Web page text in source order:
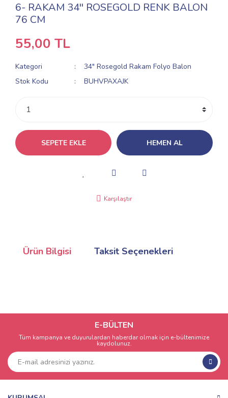
6- RAKAM 34'' ROSEGOLD RENK BALON
76 CM
55,00 TL
Kategori
34" Rosegold Rakam Folyo Balon
Stok Kodu
BUHVPAXAJK
SEPETE EKLE HEMEN AL
Karşılaştır
Ürün Bilgisi Taksit Seçenekleri
E-BÜLTEN
Tüm kampanya ve duyurulardan haberdar olmak için e-bültenimize
kaydolunuz.